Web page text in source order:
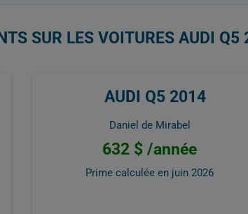
SUR LES VOITURES AUDI Q5
AUDI Q5 2014
Daniel de Mirabel
632 $ /année
Prime calculée en juin 2026